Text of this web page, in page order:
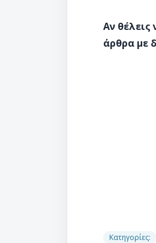
Αν θέλεις
άρθρα με
Κατηγορίες: